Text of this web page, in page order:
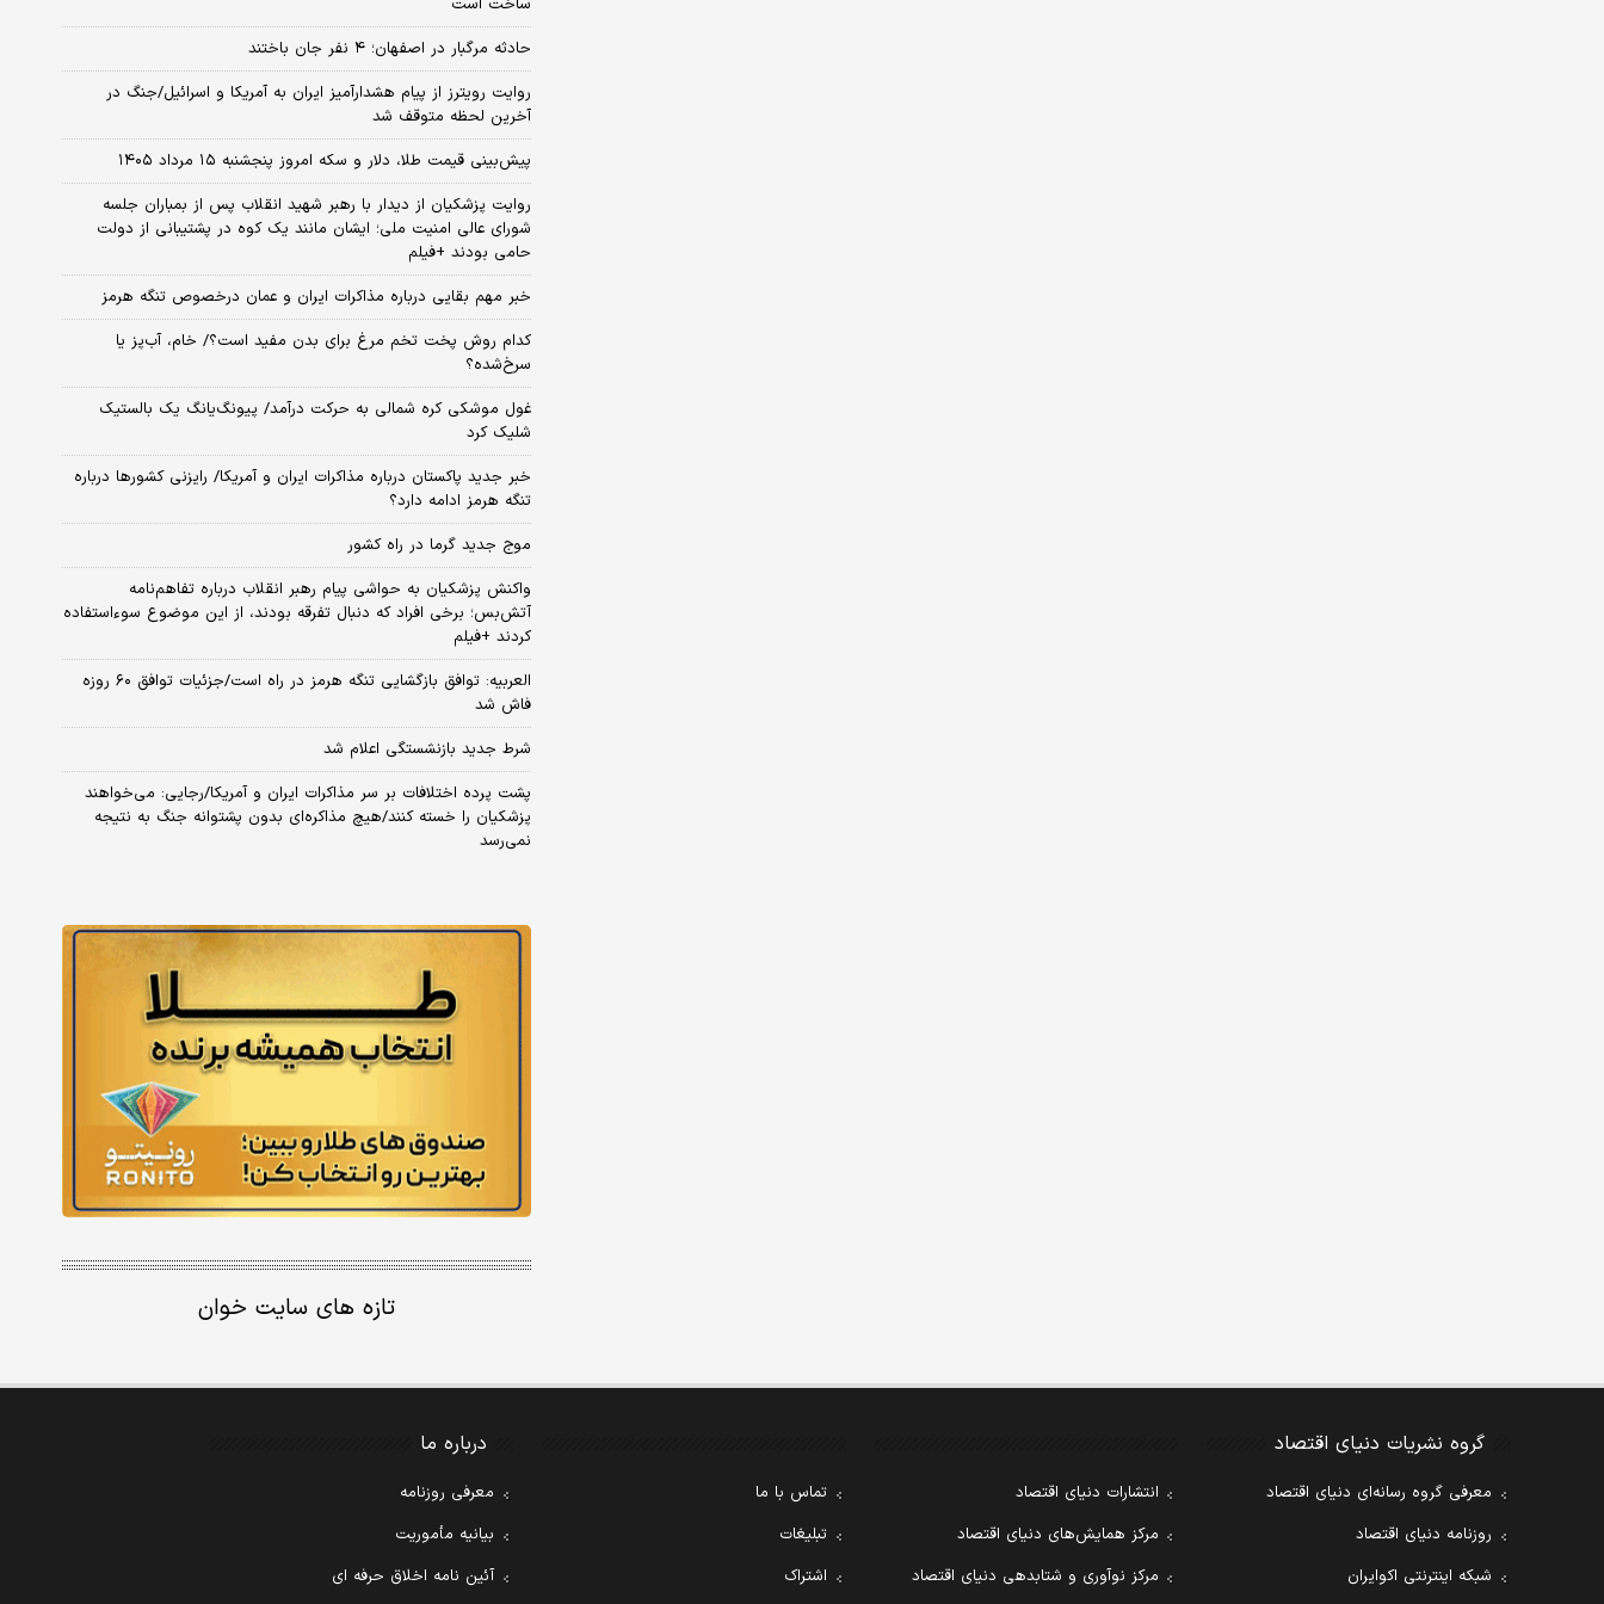
حادثه مرگبار در اصفهان؛ ۴ نفر جان باختند
روایت رویترز از پیام هشدارآمیز ایران به آمریکا و اسرائیل/جنگ در
آخرین لحظه متوقف شد
پیش‌بینی قیمت طلا، دلار و سکه امروز پنجشنبه ۱۵ مرداد ۱۴۰۵
روایت پزشکیان از دیدار با رهبر شهید انقلاب پس از بمباران جلسه
شورای عالی امنیت ملی؛ ایشان مانند یک کوه در پشتیبانی از دولت
حامی بودند +فیلم
خبر مهم بقایی درباره مذاکرات ایران و عمان درخصوص تنگه هرمز
کدام روش پخت تخم مرغ برای بدن مفید است؟/ خام، آب‌پز یا
سرخ‌شده؟
غول موشکی کره شمالی به حرکت درآمد/ پیونگ‌یانگ یک بالستیک
شلیک کرد
خبر جدید پاکستان درباره مذاکرات ایران و آمریکا/ رایزنی کشورها درباره
تنگه هرمز ادامه دارد؟
موج جدید گرما در راه کشور
واکنش پزشکیان به حواشی پیام رهبر انقلاب درباره تفاهم‌نامه
آتش‌بس؛ برخی افراد که دنبال تفرقه بودند، از این موضوع سوءاستفاده
کردند +فیلم
العربیه: توافق بازگشایی تنگه هرمز در راه است/جزئیات توافق ۶۰ روزه
فاش شد
شرط جدید بازنشستگی اعلام شد
پشت پرده اختلافات بر سر مذاکرات ایران و آمریکا/رجایی: می‌خواهند
پزشکیان را خسته کنند/هیچ مذاکره‌ای بدون پشتوانه جنگ به نتیجه
نمی‌رسد
تازه های سایت خوان
گروه نشریات دنیای اقتصاد
معرفی گروه رسانه‌ای دنیای اقتصاد
روزنامه دنیای اقتصاد
شبکه اینترنتی اکوایران
انتشارات دنیای اقتصاد
مرکز همایش‌های دنیای اقتصاد
مرکز نوآوری و شتابدهی دنیای اقتصاد
تماس با ما
تبلیغات
اشتراک
درباره ما
معرفی روزنامه
بیانیه مأموریت
آئین نامه اخلاق حرفه ای